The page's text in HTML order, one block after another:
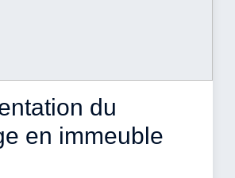
du
en immeuble